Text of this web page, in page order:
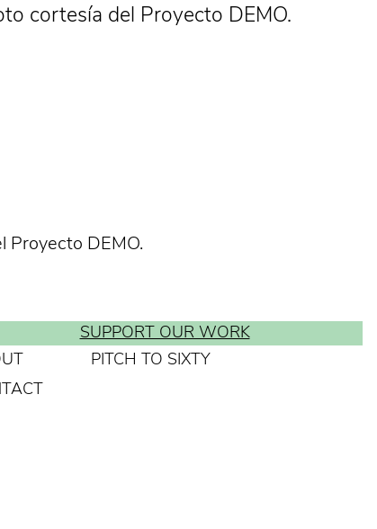
cortesía del Proyecto DEMO.
Proyecto DEMO.
SUPPORT OUR WORK
PITCH TO SIXTY